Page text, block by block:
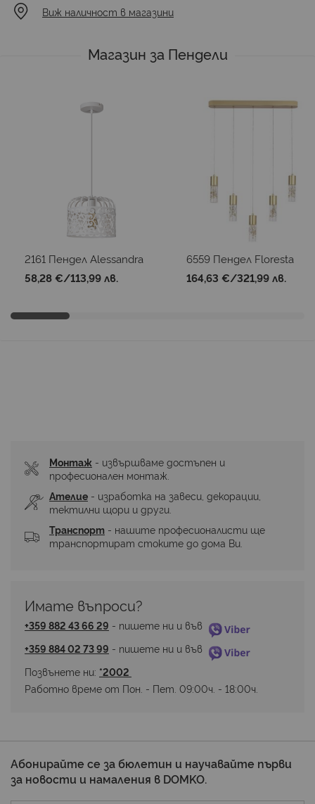
Виж наличност в магазини
Магазин за Пендели
2161 Пендел Alessandra
58,28 €/113,99 лв.
6559 Пендел Floresta
164,63 €/321,99 лв.
Монтаж - извършваме достъпен и
професионален монтаж.
Ателие - изработка на завеси, декорации,
тектилни щори и други.
Транспорт - нашите професионалисти ще
транспортират стоките до дома Ви.
Имате въпроси?
+359 882 43 66 29 - пишете ни и във
+359 884 02 73 99 - пишете ни и във
Позвънете ни: *2002
Работно време от Пон. - Пет. 09:00ч. - 18:00ч.
Абонирайте се за бюлетин и научавайте първи
за новости и намаления в DOMKO.